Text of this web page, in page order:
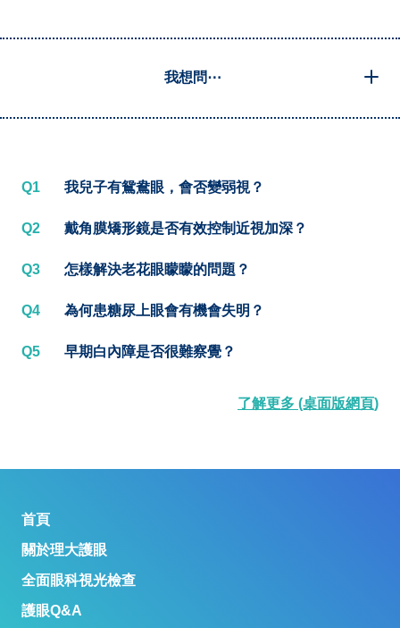
我想問⋯
Q1 我兒子有鴛鴦眼，會否變弱視？
Q2 戴角膜矯形鏡是否有效控制近視加深？
Q3 怎樣解決老花眼矇矇的問題？
Q4 為何患糖尿上眼會有機會失明？
Q5 早期白內障是否很難察覺？
了解更多 (桌面版網頁)
首頁
關於理大護眼
全面眼科視光檢查
護眼Q&A